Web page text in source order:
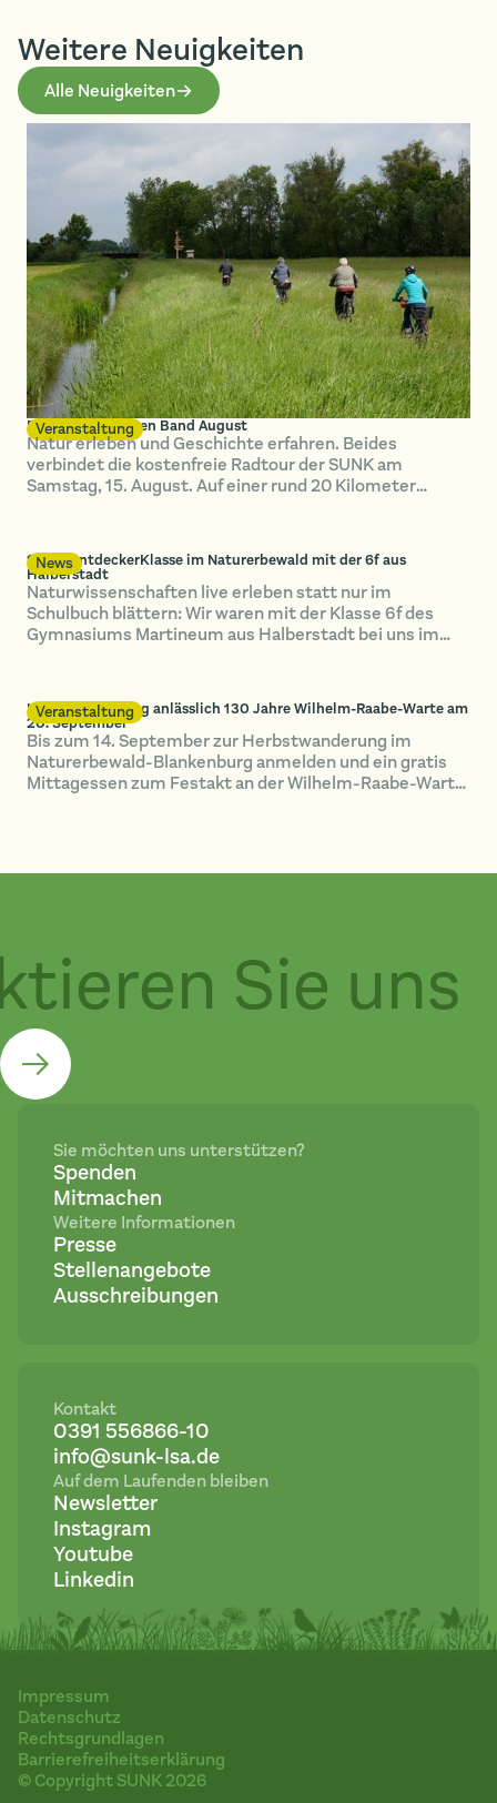
Weitere Neuigkeiten
Alle Neuigkeiten
Veranstaltung
Radtour im Grünen Band August
Natur erleben und Geschichte erfahren. Beides
verbindet die kostenfreie Radtour der SUNK am
Samstag, 15. August. Auf einer rund 20 Kilometer
News
SUNK-EntdeckerKlasse im Naturerbewald mit der 6f aus
Halberstadt
Naturwissenschaften live erleben statt nur im
Schulbuch blättern: Wir waren mit der Klasse 6f des
Gymnasiums Martineum aus Halberstadt bei uns im
Veranstaltung
Herbstwanderung anlässlich 130 Jahre Wilhelm-Raabe-Warte am
20. September
Bis zum 14. September zur Herbstwanderung im
Naturerbewald-Blankenburg anmelden und ein gratis
Mittagessen zum Festakt an der Wilhelm-Raabe-Warte
Sie uns
Sie möchten uns unterstützen?
Spenden
Mitmachen
Weitere Informationen
Presse
Stellenangebote
Ausschreibungen
Kontakt
0391 556866-10
info@sunk-lsa.de
Auf dem Laufenden bleiben
Newsletter
Instagram
Youtube
Linkedin
Impressum
Datenschutz
Rechtsgrundlagen
Barrierefreiheitserklärung
© Copyright SUNK 2026